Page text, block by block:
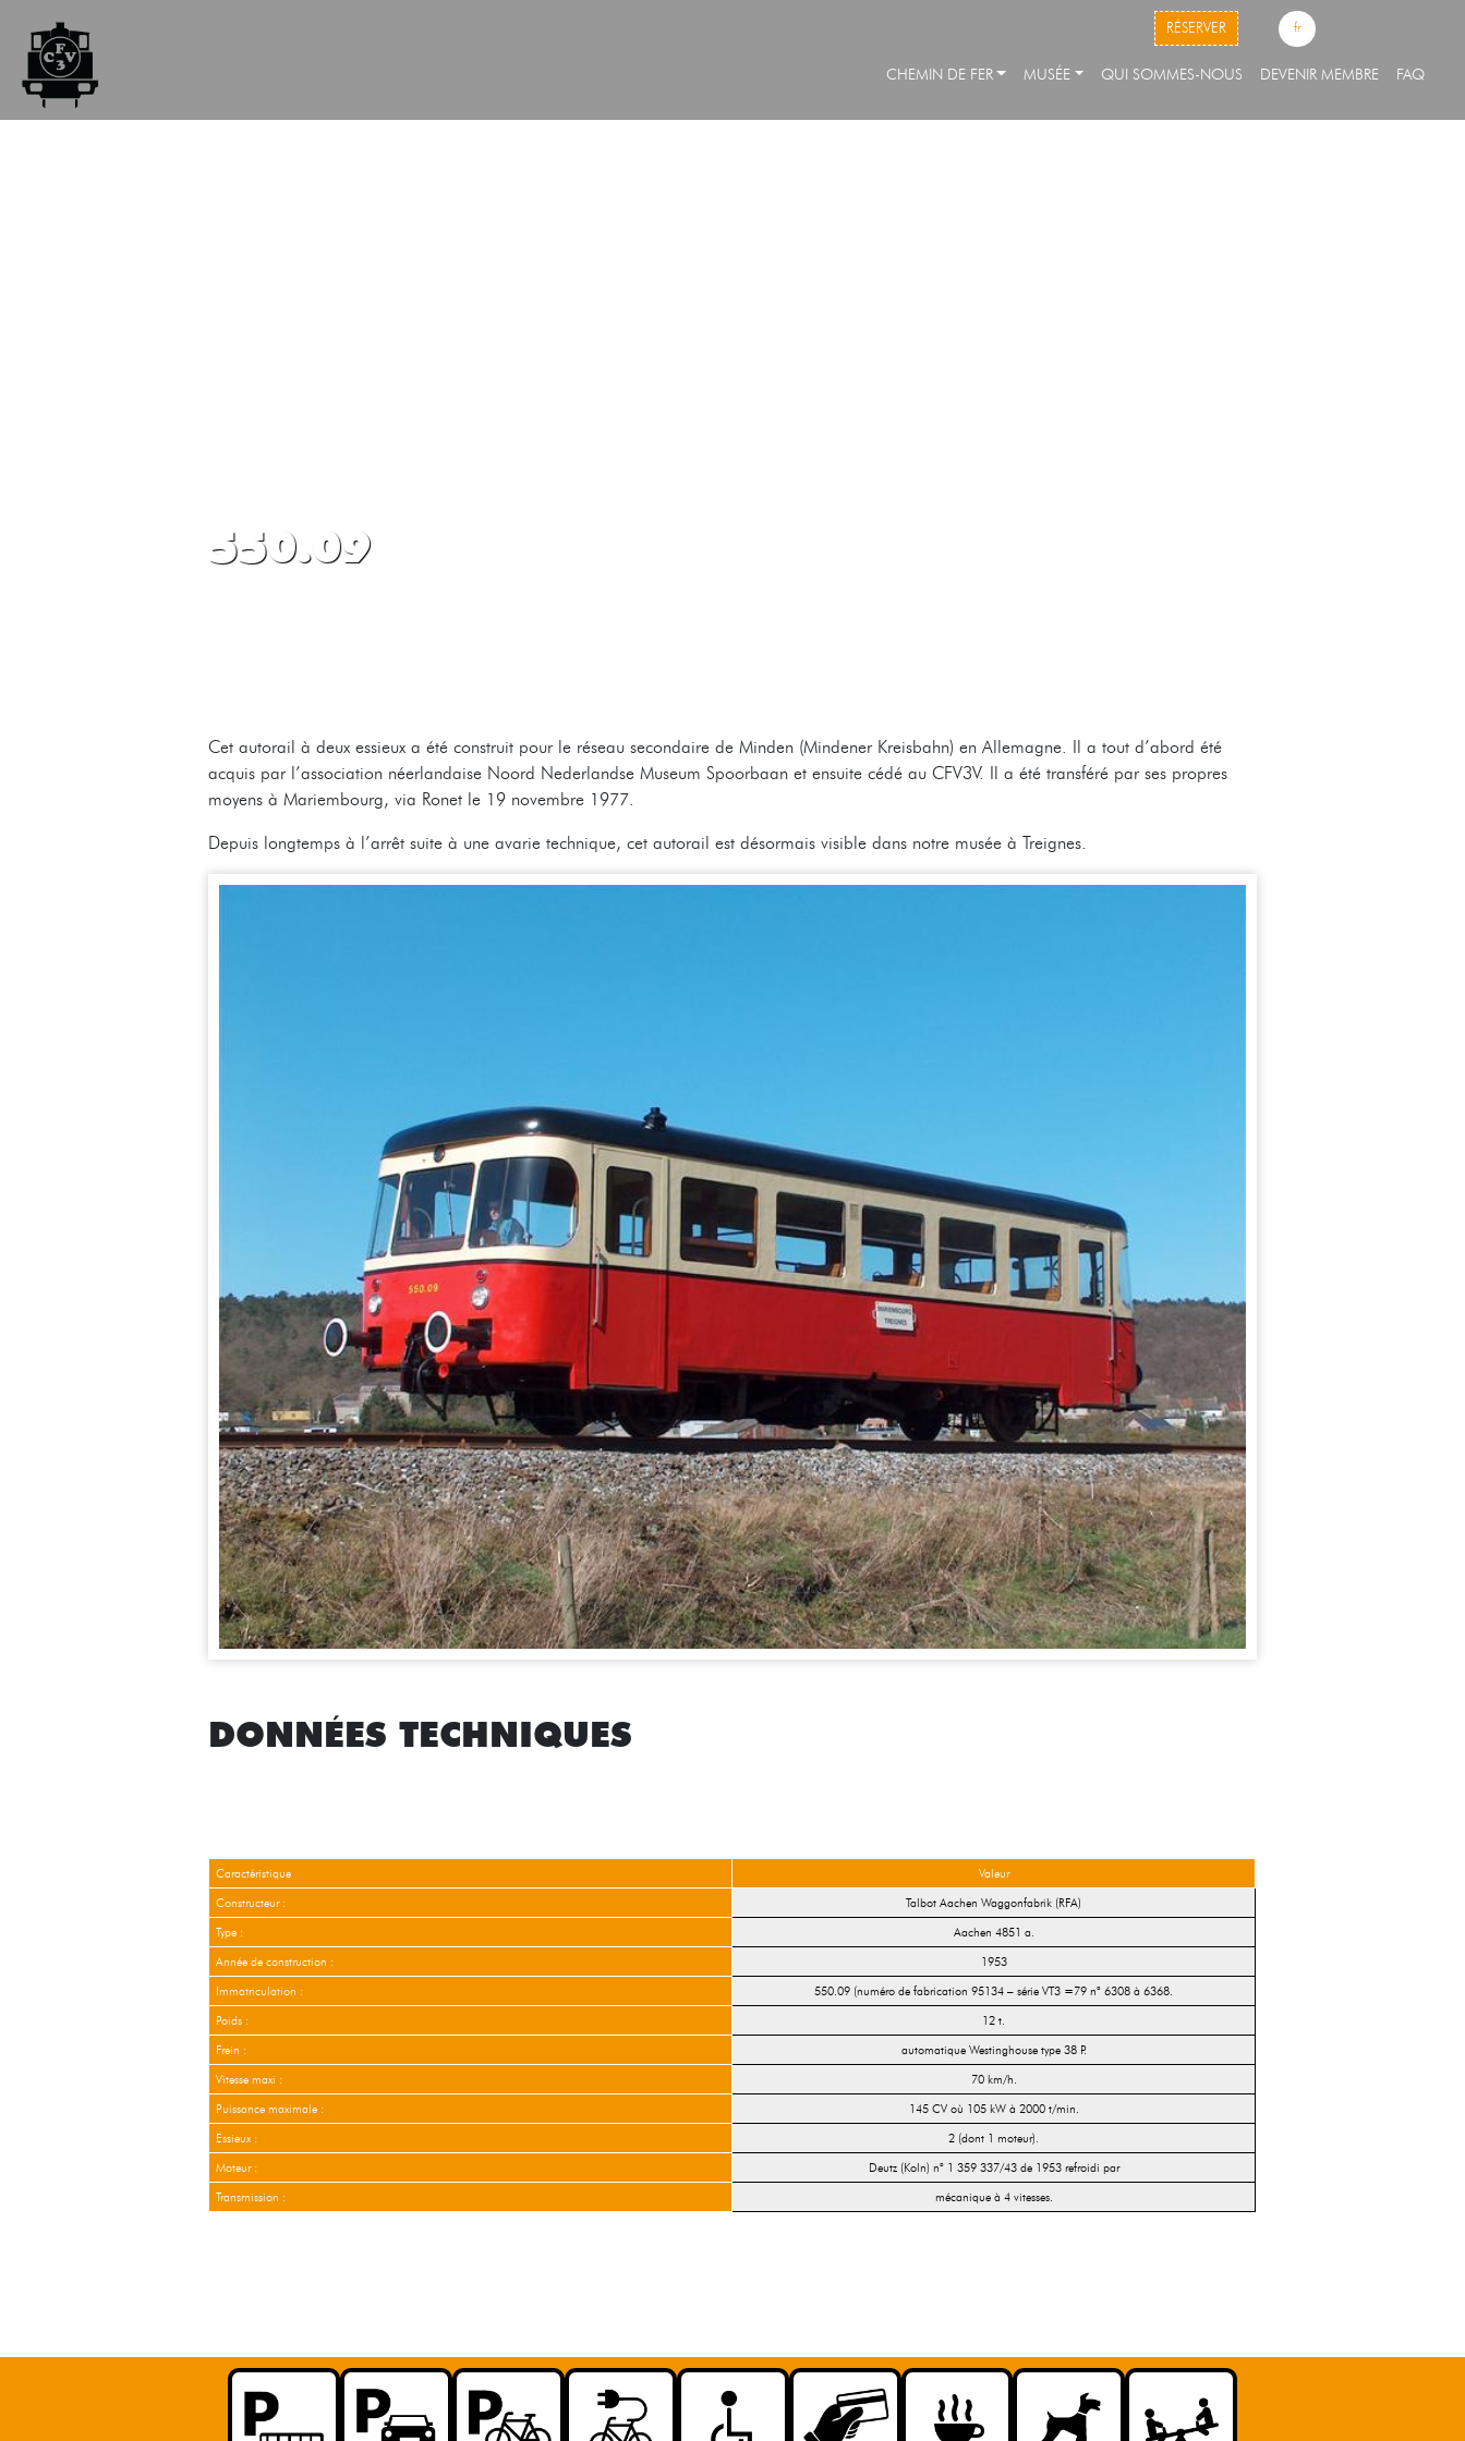
skip to content
fr
RÉSERVER
CHEMIN DE FER MUSÉE QUI SOMMES-NOUS DEVENIR MEMBRE FAQ
550.09
Cet autorail à deux essieux a été construit pour le réseau secondaire de Minden (Mindener Kreisbahn) en Allemagne. Il a tout d’abord été
acquis par l’association néerlandaise Noord Nederlandse Museum Spoorbaan et ensuite cédé au CFV3V. Il a été transféré par ses propres
moyens à Mariembourg, via Ronet le 19 novembre 1977.
Depuis longtemps à l’arrêt suite à une avarie technique, cet autorail est désormais visible dans notre musée à Treignes.
DONNÉES TECHNIQUES
Caractéristique
Valeur
Constructeur :
Talbot Aachen Waggonfabrik (RFA)
Type :
Aachen 4851 a.
Année de construction :
1953
Immatriculation :
550.09 (numéro de fabrication 95134 – série VT3 =79 n° 6308 à 6368.
Poids :
12 t.
Frein :
automatique Westinghouse type 38 P.
Vitesse maxi :
70 km/h.
Puissance maximale :
145 CV où 105 kW à 2000 t/min.
Essieux :
2 (dont 1 moteur).
Moteur :
Deutz (Koln) n° 1 359 337/43 de 1953 refroidi par
Transmission :
mécanique à 4 vitesses.